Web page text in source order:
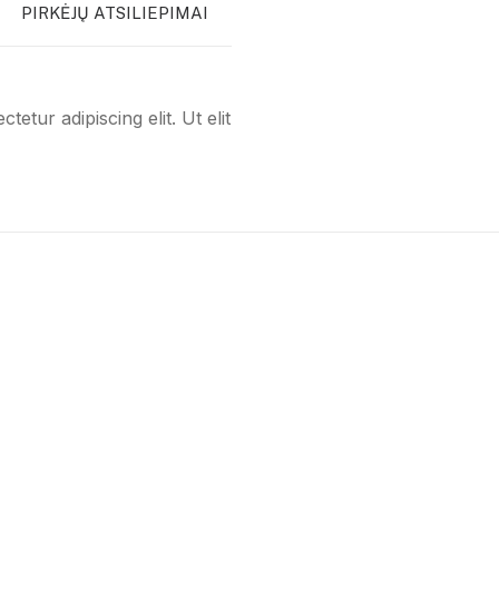
PIRKĖJŲ ATSILIEPIMAI
adipiscing elit. Ut elit